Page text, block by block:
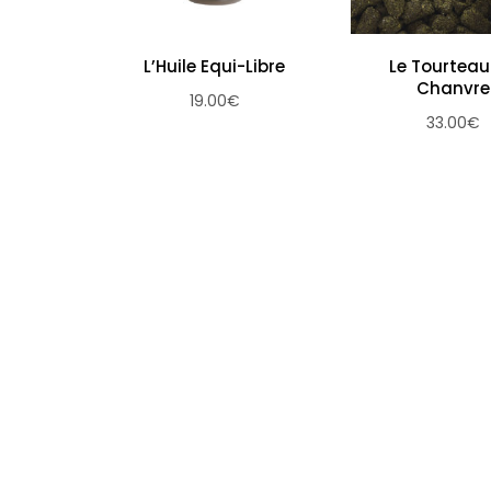
L’Huile Equi-Libre
19.00€
Le
Chanvre
33.00€